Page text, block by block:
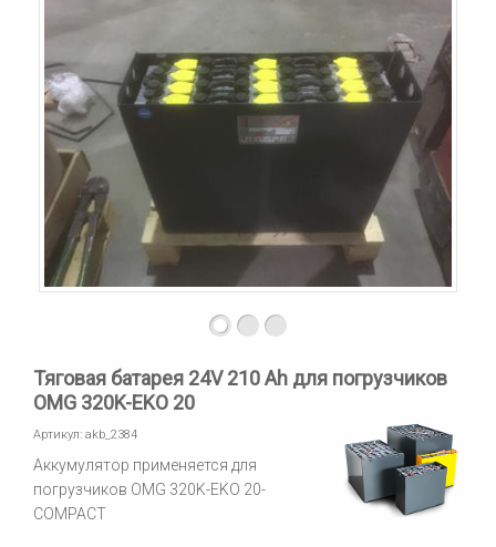
Тяговая батарея 24V 210 Ah для погрузчиков
OMG 320K-EKO 20
Артикул: akb_2384
Аккумулятор применяется для
погрузчиков OMG 320K-EKO 20-
COMPACT